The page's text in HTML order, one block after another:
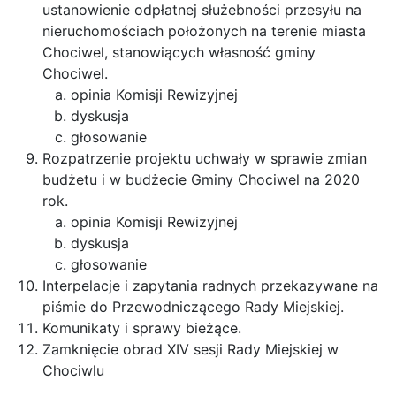
ustanowienie odpłatnej służebności przesyłu na
nieruchomościach położonych na terenie miasta
Chociwel, stanowiących własność gminy
Chociwel.
opinia Komisji Rewizyjnej
dyskusja
głosowanie
Rozpatrzenie projektu uchwały w sprawie zmian
budżetu i w budżecie Gminy Chociwel na 2020
rok.
opinia Komisji Rewizyjnej
dyskusja
głosowanie
Interpelacje i zapytania radnych przekazywane na
piśmie do Przewodniczącego Rady Miejskiej.
Komunikaty i sprawy bieżące.
Zamknięcie obrad XIV sesji Rady Miejskiej w
Chociwlu